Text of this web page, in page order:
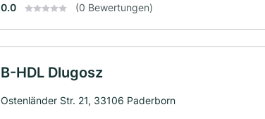
0.0 (0 Bewertungen)
B-HDL Dlugosz
Ostenländer Str. 21, 33106 Paderborn